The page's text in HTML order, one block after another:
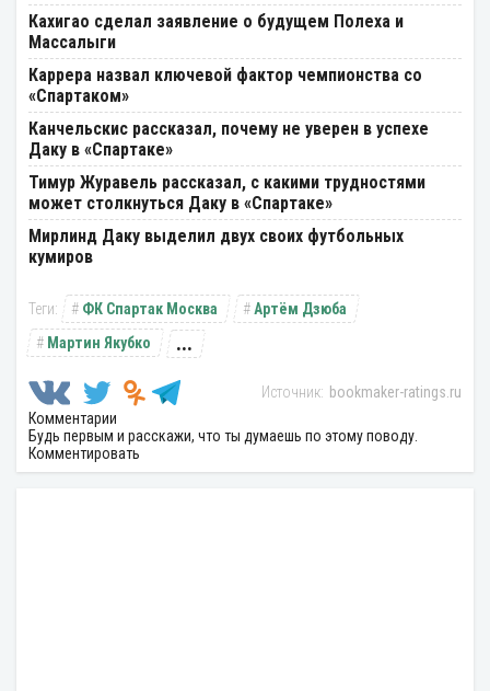
Кахигао сделал заявление о будущем Полеха и
Массалыги
Каррера назвал ключевой фактор чемпионства со
«Спартаком»
Канчельскис рассказал, почему не уверен в успехе
Даку в «Спартаке»
Тимур Журавель рассказал, с какими трудностями
может столкнуться Даку в «Спартаке»
Мирлинд Даку выделил двух своих футбольных
кумиров
ФК Спартак Москва
Артём Дзюба
Мартин Якубко
...
bookmaker-ratings.ru
Комментарии
Будь первым и расскажи, что ты думаешь по этому поводу.
Комментировать